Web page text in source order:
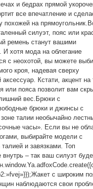
и бедрах прямой
все впечатление и
похожей на
силуэт, пояс или
ремень станут вашими
И хотя мода на облегание
с неохотой, вы можете
кроя, надевая сверху
аксессуар. Кстати, акцент на
или пояса позволит вам
вес.Брюки с
брюки и джинсы с
талии необычайно
часы». Если вы не
выбирайте модели с
и завязками. Топ
внутрь – так ваш силуэт
с широким
наблюдаются свои